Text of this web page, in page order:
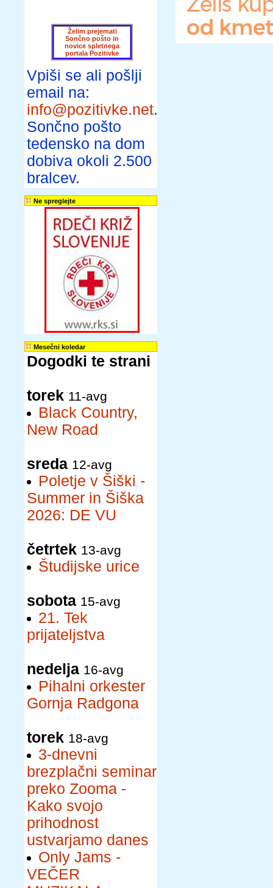
Želim prejemati
Sončno pošto in
novice spletnega
portala Pozitivke
Vpiši se ali pošlji
email na:
info@pozitivke.net.
Sončno pošto
tedensko na dom
dobiva okoli 2.500
bralcev.
Ne spreglejte
Mesečni koledar
Dogodki te strani
torek 11-avg
Black Country,
New Road
sreda 12-avg
Poletje v Šiški -
Summer in Šiška
2026: DE VU
četrtek 13-avg
Študijske urice
sobota 15-avg
21. Tek
prijateljstva
nedelja 16-avg
Pihalni orkester
Gornja Radgona
torek 18-avg
3-dnevni
brezplačni seminar
preko Zooma -
Kako svojo
prihodnost
ustvarjamo danes
Only Jams -
VEČER